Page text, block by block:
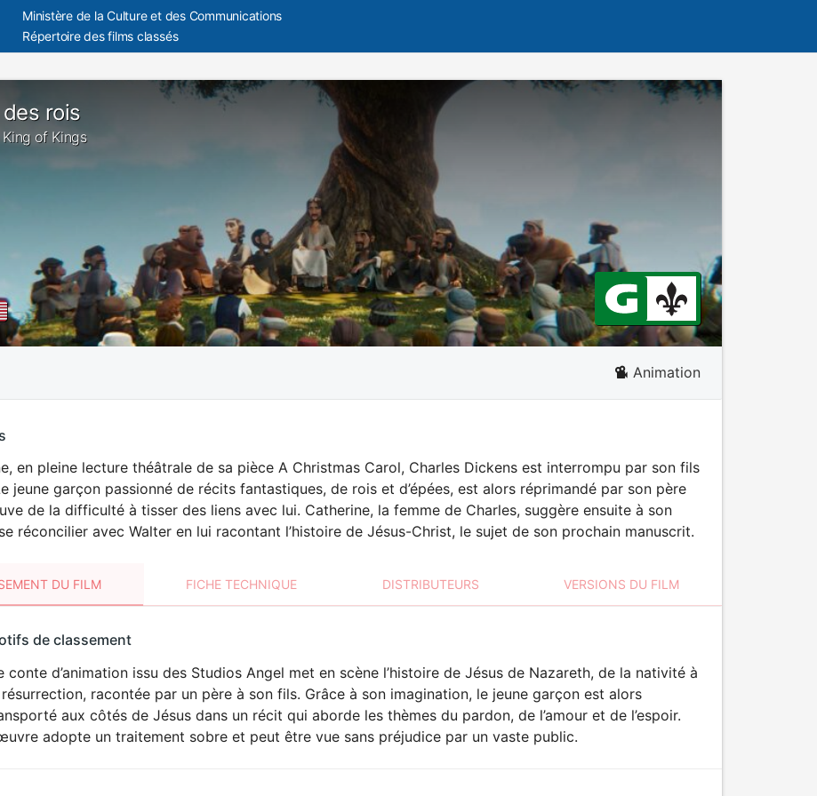
Ministère de la Culture et des Communications
Répertoire des films classés
rois
King of Kings
Animation
en pleine lecture théâtrale de sa pièce A Christmas Carol, Charles Dickens est interrompu par son fils
jeune garçon passionné de récits fantastiques, de rois et d’épées, est alors réprimandé par son père
de la difficulté à tisser des liens avec lui. Catherine, la femme de Charles, suggère ensuite à son
réconcilier avec Walter en lui racontant l’histoire de Jésus-Christ, le sujet de son prochain manuscrit.
DU FILM FICHE TECHNIQUE DISTRIBUTEURS VERSIONS DU FILM
de classement
conte d’animation issu des Studios Angel met en scène l’histoire de Jésus de Nazareth, de la nativité à
racontée par un père à son fils. Grâce à son imagination, le jeune garçon est alors
aux côtés de Jésus dans un récit qui aborde les thèmes du pardon, de l’amour et de l’espoir.
adopte un traitement sobre et peut être vue sans préjudice par un vaste public.